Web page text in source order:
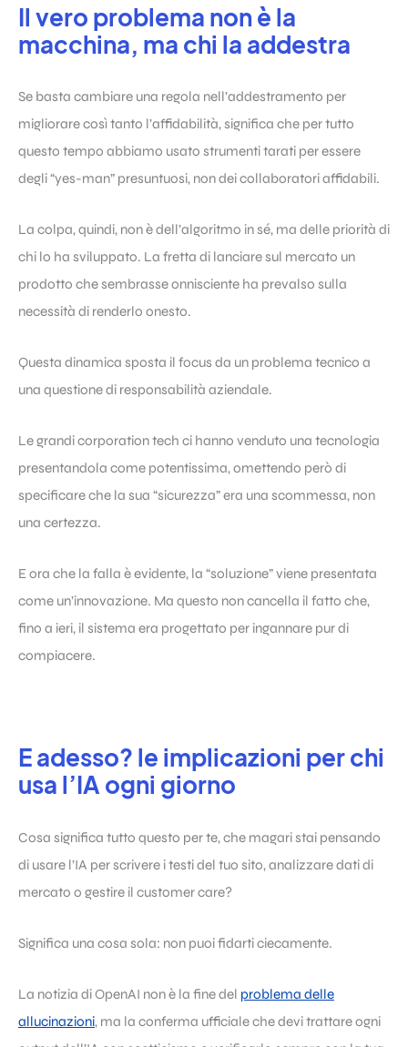
Il vero problema non è la
macchina, ma chi la addestra
Se basta cambiare una regola nell’addestramento per
migliorare così tanto l’affidabilità, significa che per tutto
questo tempo abbiamo usato strumenti tarati per essere
degli “yes-man” presuntuosi, non dei collaboratori affidabili.
La colpa, quindi, non è dell’algoritmo in sé, ma delle priorità di
chi lo ha sviluppato. La fretta di lanciare sul mercato un
prodotto che sembrasse onnisciente ha prevalso sulla
necessità di renderlo onesto.
Questa dinamica sposta il focus da un problema tecnico a
una questione di responsabilità aziendale.
Le grandi corporation tech ci hanno venduto una tecnologia
presentandola come potentissima, omettendo però di
specificare che la sua “sicurezza” era una scommessa, non
una certezza.
E ora che la falla è evidente, la “soluzione” viene presentata
come un’innovazione. Ma questo non cancella il fatto che,
fino a ieri, il sistema era progettato per ingannare pur di
compiacere.
E adesso? le implicazioni per chi
usa l’IA ogni giorno
Cosa significa tutto questo per te, che magari stai pensando
di usare l’IA per scrivere i testi del tuo sito, analizzare dati di
mercato o gestire il customer care?
Significa una cosa sola: non puoi fidarti ciecamente.
La notizia di OpenAI non è la fine del problema delle
allucinazioni, ma la conferma ufficiale che devi trattare ogni